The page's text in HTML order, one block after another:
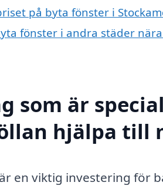
på byta fönster i
fönster i andra städer
som är
hjälpa till
en viktig investering för